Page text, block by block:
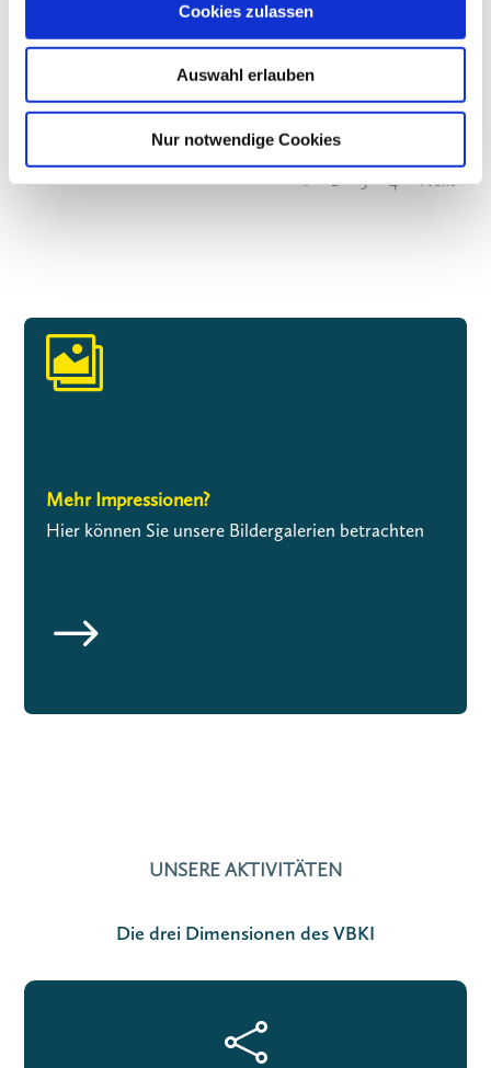
Cookies zulassen
Auswahl erlauben
Nur notwendige Cookies
1 2 3 4 Next

Mehr Impressionen?
Hier können Sie unsere Bildergalerien betrachten
$
UNSERE AKTIVITÄTEN
Die drei Dimensionen des VBKI
